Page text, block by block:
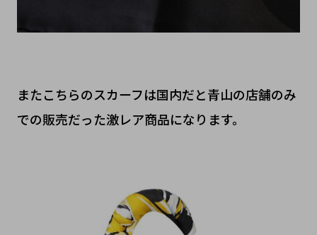
またこちらのスカーフは国内だと青山の店舗のみ
での販売だった激レア商品になります。